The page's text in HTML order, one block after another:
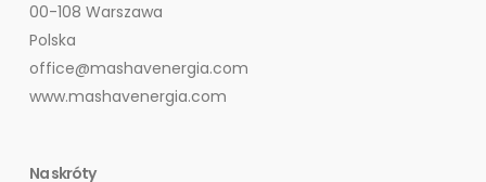
00-108 Warszawa
Polska
office@mashavenergia.com
www.mashavenergia.com
Na skróty